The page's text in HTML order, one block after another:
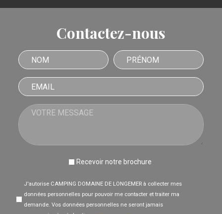
Contactez-nous
Nom Prénom
Email
Votre message
Recevoir notre brochure
J'autorise CAMPING DOMAINE DE LONGEMER à collecter mes
données personnelles pour pouvoir me contacter et traiter ma
demande. Vos données personnelles ne seront jamais